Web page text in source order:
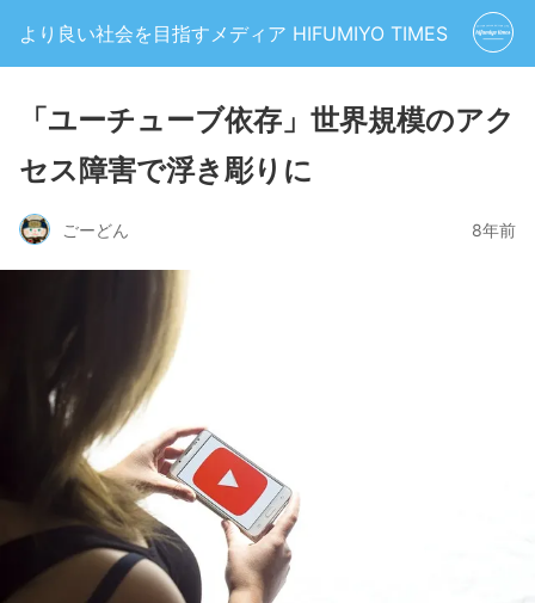
より良い社会を目指すメディア HIFUMIYO TIMES
「ユーチューブ依存」世界規模のアク
セス障害で浮き彫りに
ごーどん 8年前